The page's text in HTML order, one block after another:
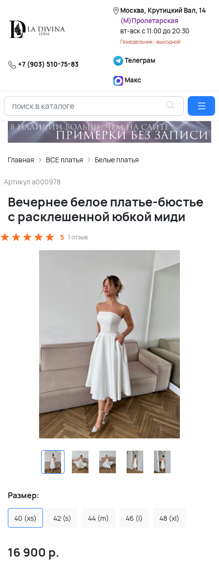
Москва, Крутицкий Вал, 14
(М)Пролетарская
вт-вск с 11:00 до 20:30
Понедельник - выходной
+7 (903) 510-75-83 Телеграм
Макс
Главная ВСЕ платья Белые платья
Артикул a000978
Вечернее белое платье-бюстье
с расклешенной юбкой миди
5 1 отзыв
Размер:
40 (xs) 42 (s) 44 (m) 46 (l) 48 (xl)
16 900 р.